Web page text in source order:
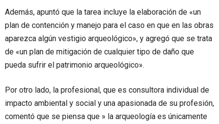
Además, apuntó que la tarea incluye la elaboración de «un
plan de contención y manejo para el caso en que en las obras
aparezca algún vestigio arqueológico», y agregó que se trata
de «un plan de mitigación de cualquier tipo de daño que
pueda sufrir el patrimonio arqueológico».
Por otro lado, la profesional, que es consultora individual de
impacto ambiental y social y una apasionada de su profesión,
comentó que se piensa que » la arqueología es únicamente